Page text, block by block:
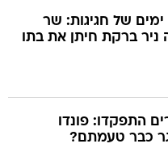
של חגיגות: שר
ניר ברקת חיתן את בתו
התפקדו: פונדו
כבר טעמתם?